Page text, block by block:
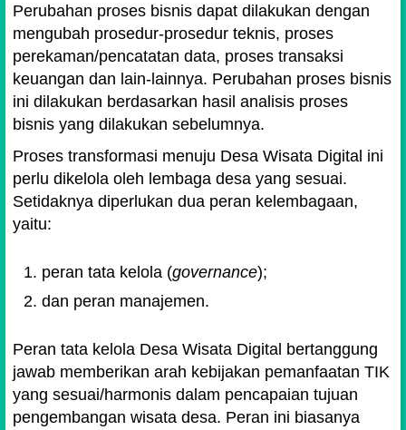
Perubahan proses bisnis dapat dilakukan dengan
mengubah prosedur-prosedur teknis, proses
perekaman/pencatatan data, proses transaksi
keuangan dan lain-lainnya. Perubahan proses bisnis
ini dilakukan berdasarkan hasil analisis proses
bisnis yang dilakukan sebelumnya.
Proses transformasi menuju Desa Wisata Digital ini
perlu dikelola oleh lembaga desa yang sesuai.
Setidaknya diperlukan dua peran kelembagaan,
yaitu:
peran tata kelola (governance);
dan peran manajemen.
Peran tata kelola Desa Wisata Digital bertanggung
jawab memberikan arah kebijakan pemanfaatan TIK
yang sesuai/harmonis dalam pencapaian tujuan
pengembangan wisata desa. Peran ini biasanya